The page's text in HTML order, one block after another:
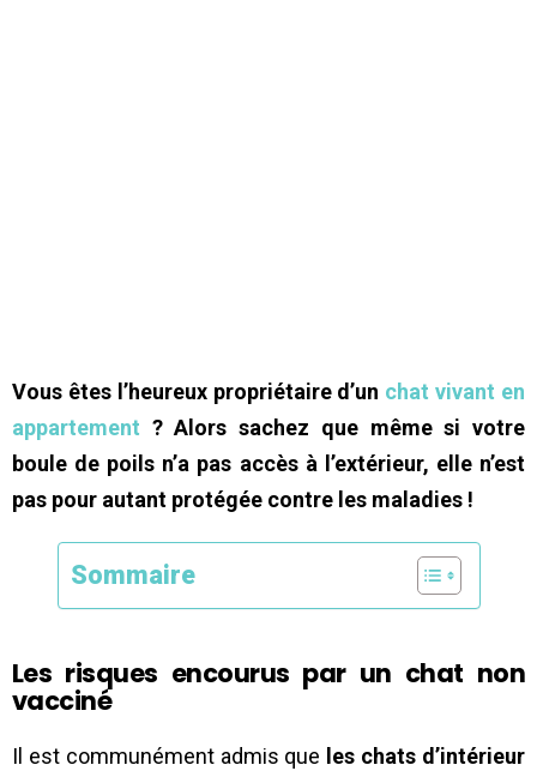
Vous êtes l’heureux propriétaire d’un chat vivant en
appartement ? Alors sachez que même si votre
boule de poils n’a pas accès à l’extérieur, elle n’est
pas pour autant protégée contre les maladies !
Sommaire
Les risques encourus par un chat non
vacciné
Il est communément admis que les chats d’intérieur